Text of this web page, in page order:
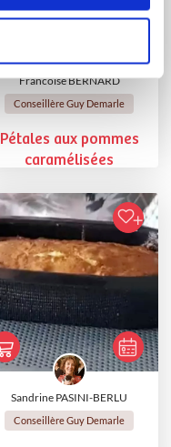
Francoise BERNARD
Conseillère Guy Demarle
Pétales aux pommes
caramélisées
Sandrine PASINI-BERLU
Conseillère Guy Demarle